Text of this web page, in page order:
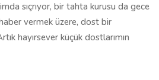
sıçrıyor, bir tahta kurusu da gece
vermek üzere, dost bir
hayırsever küçük dostlarımın